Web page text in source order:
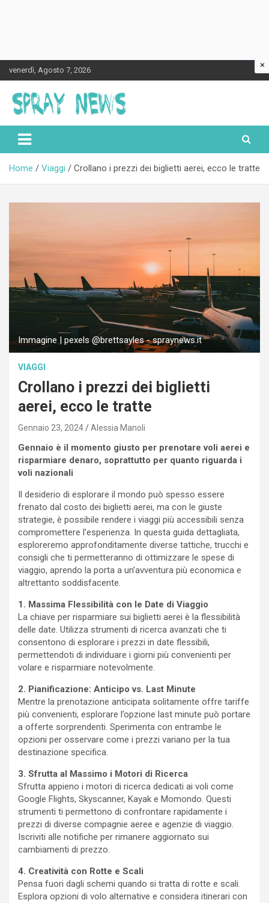
to
content
venerdì, Agosto 7, 2026
Spraynews.it
Home Viaggi Crollano i prezzi dei biglietti aerei, ecco le tratte
Immagine | pexels @brettsayles - spraynews.it
VIAGGI
Crollano i prezzi dei biglietti
aerei, ecco le tratte
Gennaio 23, 2024 Alessia Manoli
Gennaio è il momento giusto per prenotare voli aerei e
risparmiare denaro, soprattutto per quanto riguarda i
voli nazionali
Il desiderio di esplorare il mondo può spesso essere
frenato dal costo dei biglietti aerei, ma con le giuste
strategie, è possibile rendere i viaggi più accessibili senza
compromettere l’esperienza. In questa guida dettagliata,
esploreremo approfonditamente diverse tattiche, trucchi e
consigli che ti permetteranno di ottimizzare le spese di
viaggio, aprendo la porta a un’avventura più economica e
altrettanto soddisfacente.
1. Massima Flessibilità con le Date di Viaggio
La chiave per risparmiare sui biglietti aerei è la flessibilità
delle date. Utilizza strumenti di ricerca avanzati che ti
consentono di esplorare i prezzi in date flessibili,
permettendoti di individuare i giorni più convenienti per
volare e risparmiare notevolmente.
2. Pianificazione: Anticipo vs. Last Minute
Mentre la prenotazione anticipata solitamente offre tariffe
più convenienti, esplorare l’opzione last minute può portare
a offerte sorprendenti. Sperimenta con entrambe le
opzioni per osservare come i prezzi variano per la tua
destinazione specifica.
3. Sfrutta al Massimo i Motori di Ricerca
Sfrutta appieno i motori di ricerca dedicati ai voli come
Google Flights, Skyscanner, Kayak e Momondo. Questi
strumenti ti permettono di confrontare rapidamente i
prezzi di diverse compagnie aeree e agenzie di viaggio.
Iscriviti alle notifiche per rimanere aggiornato sui
cambiamenti di prezzo.
4. Creatività con Rotte e Scali
Pensa fuori dagli schemi quando si tratta di rotte e scali.
Esplora opzioni di volo alternative e considera itinerari con
×